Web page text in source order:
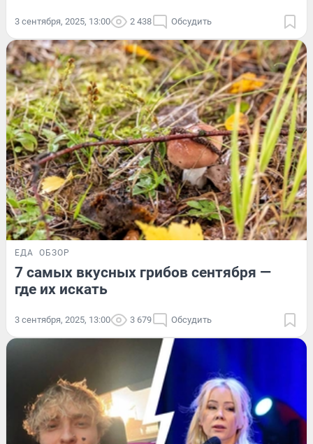
3 сентября, 2025, 13:00 2 438 Обсудить
ЕДА ОБЗОР
7 самых вкусных грибов сентября —
где их искать
3 сентября, 2025, 13:00 3 679 Обсудить